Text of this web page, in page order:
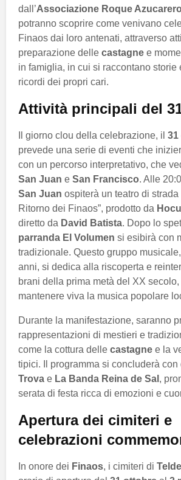
dall’Associazione Roque Azucarero
potranno scoprire come venivano
Finaos dai loro antenati, attraverso
preparazione delle castagne e
in famiglia, in cui si raccontano storie
ricordi dei propri cari.
Attività principali del
Il giorno clou della celebrazione, il 31
prevede una serie di eventi che
con un percorso interpretativo, che
San Juan e San Francisco. Alle
San Juan ospiterà un teatro di strada
Ritorno dei Finaos”, prodotto da
diretto da David Batista. Dopo lo
parranda El Volumen si esibirà con
tradizionale. Questo gruppo
anni, si dedica alla riscoperta e
brani della prima metà del XX
mantenere viva la musica popolare
Durante la manifestazione, saranno
rappresentazioni di mestieri e
come la cottura delle castagne e la
tipici. Il programma si concluderà con
Trova e La Banda Reina de Sal ,
serata di festa ricca di emozioni e
Apertura dei cimiteri e
celebrazioni
In onore dei Finaos, i cimiteri di Telde